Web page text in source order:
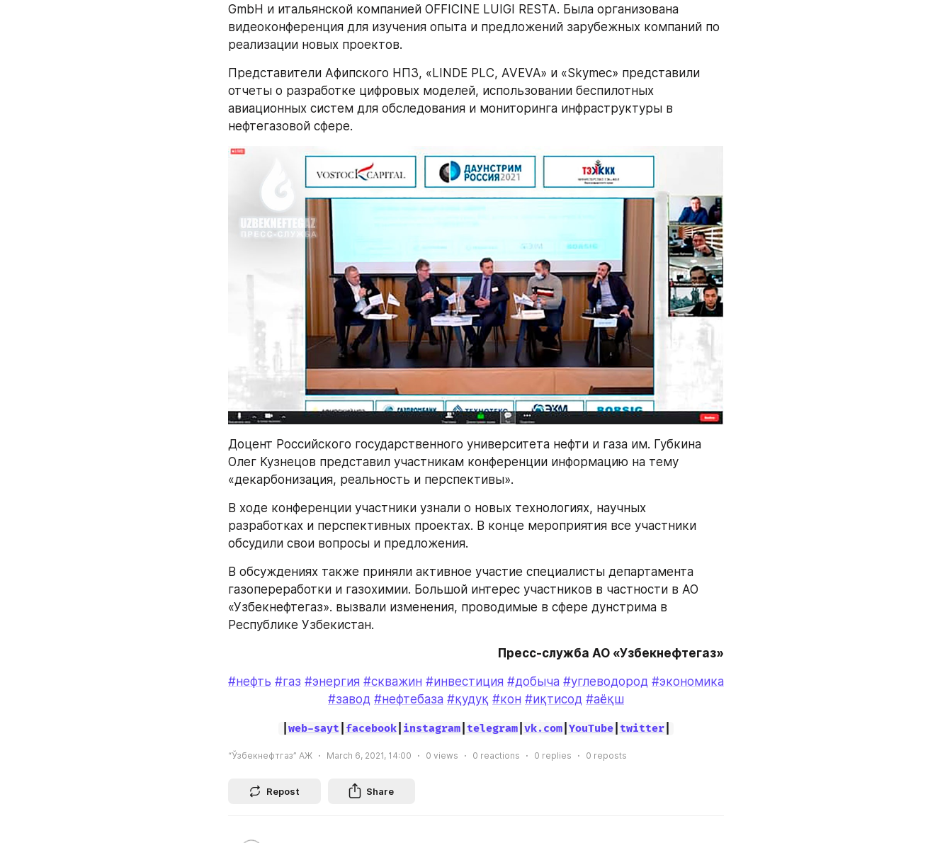
GmbH и итальянской компанией OFFICINE LUIGI RESTA. Была организована
видеоконференция для изучения опыта и предложений зарубежных компаний по
реализации новых проектов.
Представители Афипского НПЗ, «LINDE PLC, AVEVA» и «Skymec» представили
отчеты о разработке цифровых моделей, использовании беспилотных
авиационных систем для обследования и мониторинга инфраструктуры в
нефтегазовой сфере.
Доцент Российского государственного университета нефти и газа им. Губкина
Олег Кузнецов представил участникам конференции информацию на тему
«декарбонизация, реальность и перспективы».
В ходе конференции участники узнали о новых технологиях, научных
разработках и перспективных проектах. В конце мероприятия все участники
обсудили свои вопросы и предложения.
В обсуждениях также приняли активное участие специалисты департамента
газопереработки и газохимии. Большой интерес участников в частности в АО
«Узбекнефтегаз». вызвали изменения, проводимые в сфере дунстрима в
Республике Узбекистан.
Пресс-служба АО «Узбекнефтегаз»
#нефть #газ #энергия #скважин #инвестиция #добыча #углеводород #экономика
#завод #нефтебаза #қудуқ #кон #иқтисод #аёқш
web-sayt facebook| instagram| telegram| vk.com| YouTube| twitter|
“Ўзбекнефтгаз” АЖ March 6, 2021, 14:00 0 views 0 reactions 0 replies 0 reposts
Repost Share